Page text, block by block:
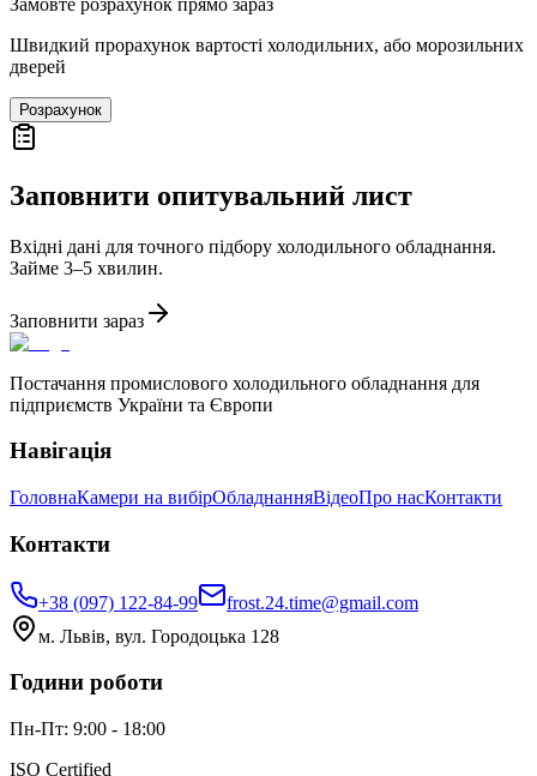
Швидкий прорахунок вартості холодильних, або морозильних
дверей
Розрахунок
Заповнити опитувальний лист
Вхідні дані для точного підбору холодильного обладнання.
Займе 3–5 хвилин.
Заповнити зараз
Постачання промислового холодильного обладнання для
підприємств України та Європи
Навігація
ГоловнаКамери на вибірОбладнанняВідеоПро насКонтакти
Контакти
+38 (097) 122-84-99
frost.24.time@gmail.com
м. Львів, вул. Городоцька 128
Години роботи
Пн-Пт: 9:00 - 18:00
ISO Certified